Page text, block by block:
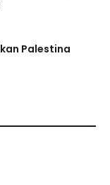
Palestina